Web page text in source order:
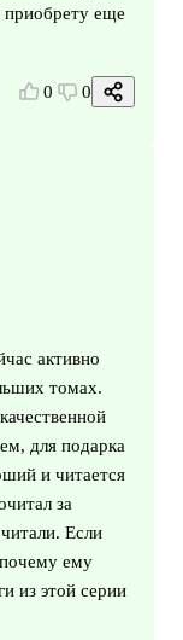
приобрету еще
0 0
активно
томах.
для подарка
и читается
за
Если
ему
из этой серии